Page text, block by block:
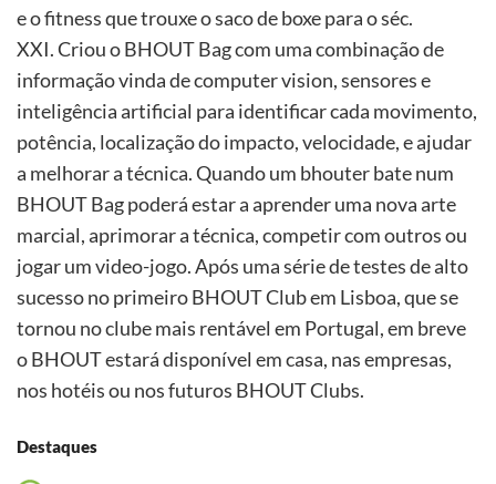
e o fitness que trouxe o saco de boxe para o séc.
XXI. Criou o BHOUT Bag com uma combinação de
informação vinda de computer vision, sensores e
inteligência artificial para identificar cada movimento,
potência, localização do impacto, velocidade, e ajudar
a melhorar a técnica. Quando um bhouter bate num
BHOUT Bag poderá estar a aprender uma nova arte
marcial, aprimorar a técnica, competir com outros ou
jogar um video-jogo. Após uma série de testes de alto
sucesso no primeiro BHOUT Club em Lisboa, que se
tornou no clube mais rentável em Portugal, em breve
o BHOUT estará disponível em casa, nas empresas,
nos hotéis ou nos futuros BHOUT Clubs.
Destaques